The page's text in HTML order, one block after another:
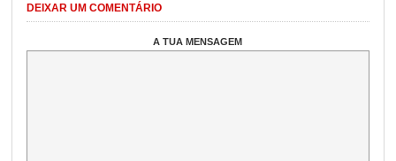
DEIXAR UM COMENTÁRIO
A TUA MENSAGEM